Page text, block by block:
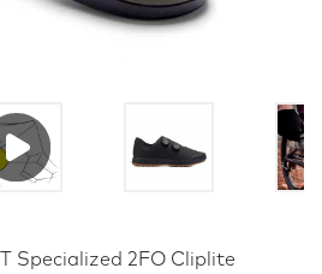
Specialized 2FO Cliplite